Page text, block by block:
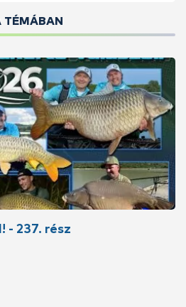
TÉMÁBAN
- 237. rész